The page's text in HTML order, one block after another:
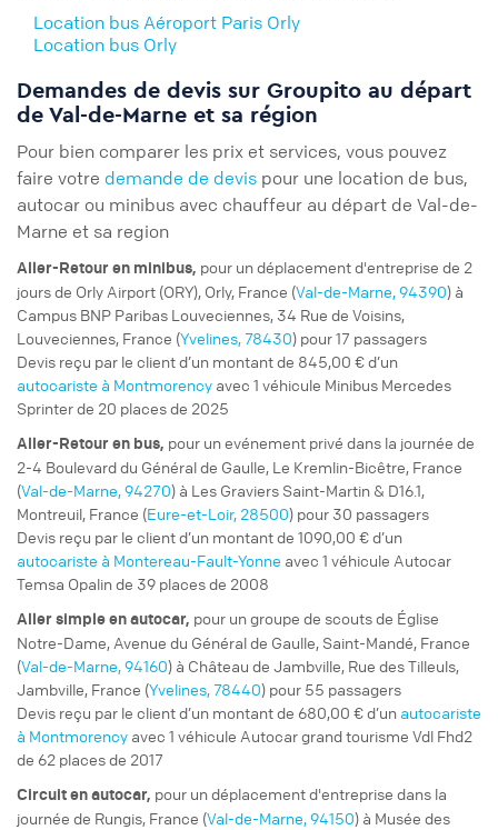
Location bus Aéroport Paris Orly
Location bus Orly
Demandes de devis sur Groupito au départ
de Val-de-Marne et sa région
Pour bien comparer les prix et services, vous pouvez
faire votre demande de devis pour une location de bus,
autocar ou minibus avec chauffeur au départ de Val-de-
Marne et sa region
Aller-Retouren minibus, pour undéplacement d'entreprise de 2
jours de Orly Airport (ORY), Orly, France (Val-de-Marne, 94390) à
Campus BNP Paribas Louveciennes, 34 Rue de Voisins,
Louveciennes, France (Yvelines, 78430) pour 17 passagers
Devis reçu par le client d’un montant de 845,00 € d’un
autocariste à Montmorency avec 1 véhicule Minibus Mercedes
Sprinter de 20 places de 2025
Aller-Retouren bus, pour unevénement privé dans la journée de
2-4 Boulevard du Général de Gaulle, Le Kremlin-Bicêtre, France
(Val-de-Marne, 94270) à Les Graviers Saint-Martin & D16.1,
Montreuil, France (Eure-et-Loir, 28500) pour 30 passagers
Devis reçu par le client d’un montant de 1090,00 € d’un
autocariste à Montereau-Fault-Yonne avec 1 véhicule Autocar
Temsa Opalin de 39 places de 2008
Aller simpleen autocar, pour ungroupe de scoutsde Église
Notre-Dame, Avenue du Général de Gaulle, Saint-Mandé, France
(Val-de-Marne, 94160) à Château de Jambville, Rue des Tilleuls,
Jambville, France (Yvelines, 78440) pour 55 passagers
Devis reçu par le client d’un montant de 680,00 € d’un autocariste
à Montmorency avec 1 véhicule Autocar grand tourisme Vdl Fhd2
de 62 places de 2017
Circuiten autocar, pour undéplacement d'entreprise dans la
journée de Rungis, France (Val-de-Marne, 94150) à Musée des